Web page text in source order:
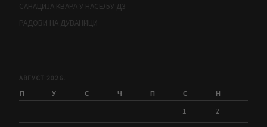
САНАЦИЈА КВАРА У НАСЕЉУ Д3
РАДОВИ НА ДУВАНИЦИ
АВГУСТ 2026.
П У С Ч П С Н
1 2